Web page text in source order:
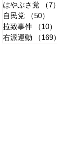
はやぶさ党
（7）
自民党
（50）
拉致事件
（10）
右派運動
（169）